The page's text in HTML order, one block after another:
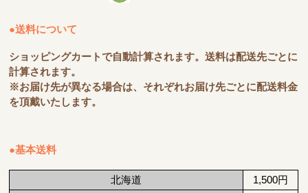
●送料について
ショッピングカートで自動計算されます。送料は配送先ごとに
計算されます。
※お届け先が異なる場合は、それぞれお届け先ごとに配送料金
を頂戴いたします。
●基本送料
北海道
1,500円